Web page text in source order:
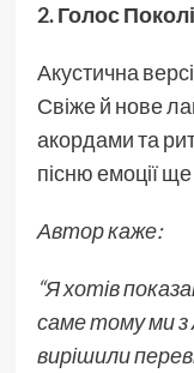
2. Голос
Акустична
Свіже й нове
акордами та
пісню емоції
Автор каже:
“Я хотів
саме тому ми
вирішили